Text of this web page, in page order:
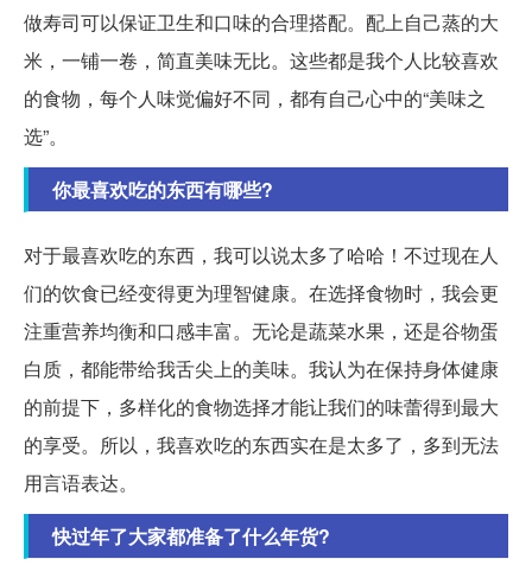
做寿司可以保证卫生和口味的合理搭配。配上自己蒸的大
米，一铺一卷，简直美味无比。这些都是我个人比较喜欢
的食物，每个人味觉偏好不同，都有自己心中的“美味之
选”。
你最喜欢吃的东西有哪些?
对于最喜欢吃的东西，我可以说太多了哈哈！不过现在人
们的饮食已经变得更为理智健康。在选择食物时，我会更
注重营养均衡和口感丰富。无论是蔬菜水果，还是谷物蛋
白质，都能带给我舌尖上的美味。我认为在保持身体健康
的前提下，多样化的食物选择才能让我们的味蕾得到最大
的享受。所以，我喜欢吃的东西实在是太多了，多到无法
用言语表达。
快过年了大家都准备了什么年货?